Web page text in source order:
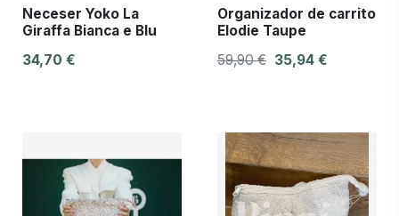
Neceser Yoko La
Giraffa Bianca e Blu
34,70 €
Organizador de carrito
Elodie Taupe
59,90 € 35,94 €